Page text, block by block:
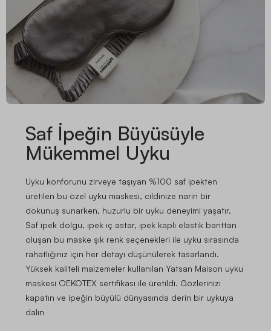
Saf İpeğin Büyüsüyle
Mükemmel Uyku
Uyku konforunu zirveye taşıyan %100 saf ipekten
üretilen bu özel uyku maskesi, cildinize narin bir
dokunuş sunarken, huzurlu bir uyku deneyimi yaşatır.
Saf ipek dolgu, ipek iç astar, ipek kaplı elastik banttan
oluşan bu maske şık renk seçenekleri ile uyku sırasında
rahatlığınız için her detayı düşünülerek tasarlandı.
Yüksek kaliteli malzemeler kullanılan Yatsan Maison uyku
maskesi OEKOTEX sertifikası ile üretildi. Gözlerinizi
kapatın ve ipeğin büyülü dünyasında derin bir uykuya
dalın